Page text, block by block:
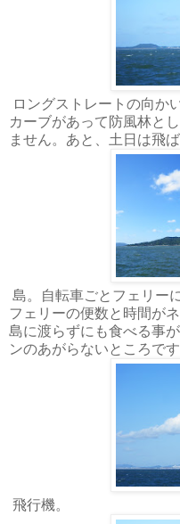
ロングストレートの向か
カーブがあって防風林と
ません。あと、土日は飛
島。自転車ごとフェリー
フェリーの便数と時間が
島に渡らずにも食べる事
ンのあがらないところです
飛行機。